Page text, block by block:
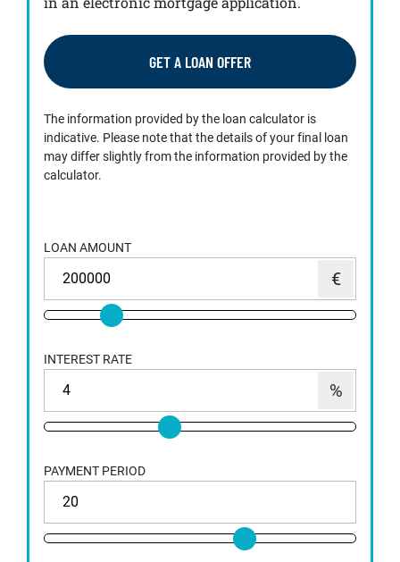
GET A LOAN OFFER
The information provided by the loan calculator is
indicative. Please note that the details of your final loan
may differ slightly from the information provided by the
calculator.
LOAN AMOUNT
INTEREST RATE
PAYMENT PERIOD